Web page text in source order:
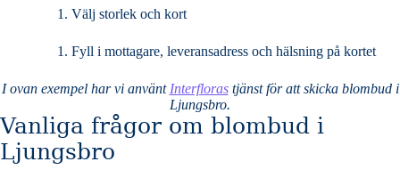
Välj storlek och kort
Fyll i mottagare, leveransadress och hälsning på kortet
I ovan exempel har vi använt Interflorastjänst för att skicka blombud i
Ljungsbro.
Vanliga frågor om blombud i
Ljungsbro